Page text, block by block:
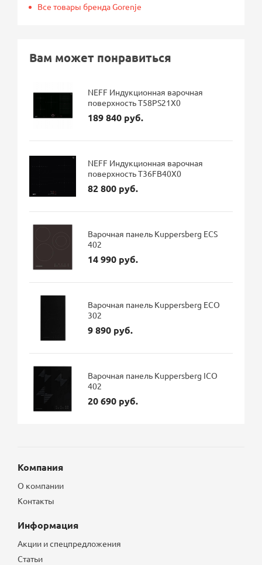
Все товары бренда Gorenje
Вам может понравиться
NEFF Индукционная варочная
поверхность T58PS21X0
189 840 руб.
NEFF Индукционная варочная
поверхность T36FB40X0
82 800 руб.
Варочная панель Kuppersberg ECS
402
14 990 руб.
Варочная панель Kuppersberg ECO
302
9 890 руб.
Варочная панель Kuppersberg ICO
402
20 690 руб.
Компания
О компании
Контакты
Информация
Акции и спецпредложения
Статьи